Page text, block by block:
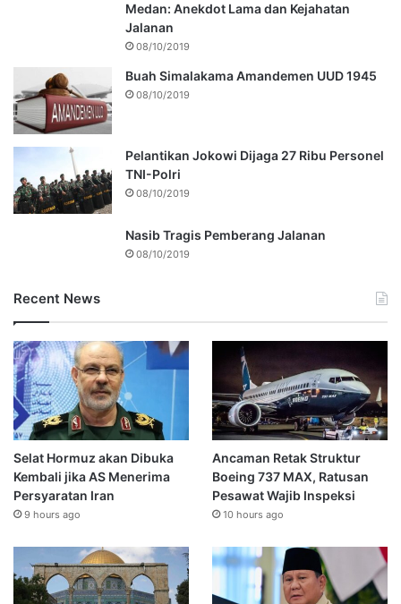
Medan: Anekdot Lama dan Kejahatan
Jalanan
08/10/2019
Buah Simalakama Amandemen UUD 1945
08/10/2019
Pelantikan Jokowi Dijaga 27 Ribu Personel
TNI-Polri
08/10/2019
Nasib Tragis Pemberang Jalanan
08/10/2019
Recent News
Selat Hormuz akan Dibuka
Kembali jika AS Menerima
Persyaratan Iran
9 hours ago
Ancaman Retak Struktur
Boeing 737 MAX, Ratusan
Pesawat Wajib Inspeksi
10 hours ago